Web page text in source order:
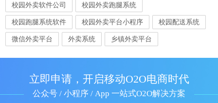
校园外卖软件公司 校园外卖跑腿系统
校园跑腿系统软件 校园外卖平台小程序 校园配送系统
微信外卖平台 外卖系统 乡镇外卖平台
立即申请，开启移动O2O电商时代
公众号 / 小程序 / App 一站式O2O解决方案